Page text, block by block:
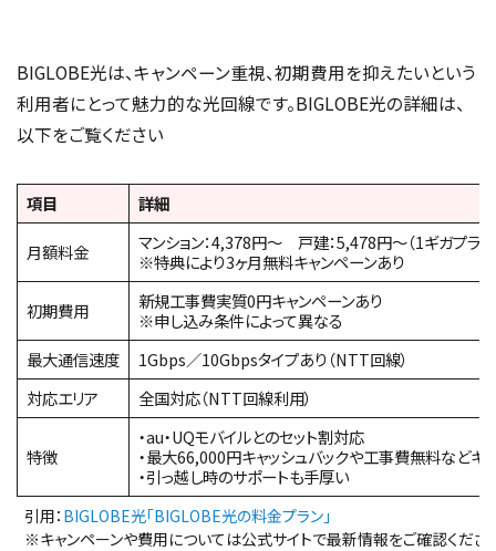
BIGLOBE光は、キャンペーン重視、初期費用を抑えたいという
利用者にとって魅力的な光回線です。BIGLOBE光の詳細は、
以下をご覧ください
項目 詳細
月額料金
マンション：4,378円～ 戸建：5,478円～（1ギガプラン
※特典により3ヶ月無料キャンペーンあり
初期費用
新規工事費実質0円キャンペーンあり
※申し込み条件によって異なる
最大通信速度
1Gbps／10Gbpsタイプあり（NTT回線）
対応エリア
全国対応（NTT回線利用）
特徴
・au・UQモバイルとのセット割対応
・最大66,000円キャッシュバックや工事費無料などキ
・引っ越し時のサポートも手厚い
引用： BIGLOBE光「BIGLOBE光の料金プラン」
※キャンペーンや費用については公式サイトで最新情報をご確認くださ